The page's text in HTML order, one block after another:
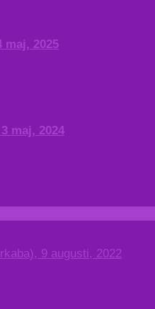
maj, 2025
maj, 2024
9 augusti, 2022